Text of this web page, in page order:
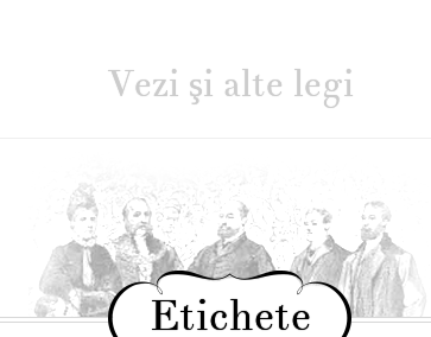
Vezi şi alte legi
Etichete